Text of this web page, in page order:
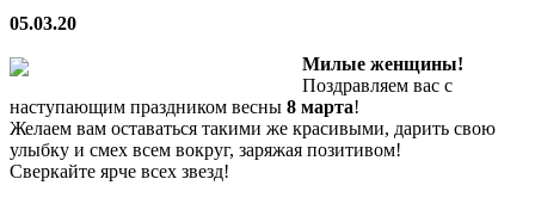
05.03.20
Милые женщины!
Поздравляем вас с
наступающим праздником весны 8 марта!
Желаем вам оставаться такими же красивыми, дарить свою
улыбку и смех всем вокруг, заряжая позитивом!
Сверкайте ярче всех звезд!